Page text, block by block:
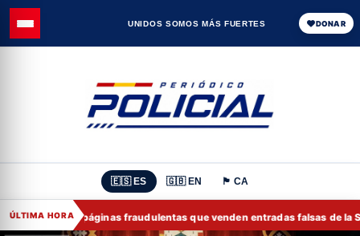
UNIDOS SOMOS MÁS FUERTES DONAR
🇪🇸 ES 🇬🇧 EN 🏴 CA
ÚLTIMA HORA
las páginas fraudulentas que venden entradas falsas de la